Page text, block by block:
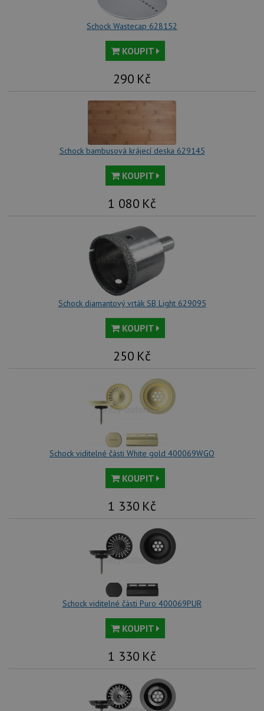
Schock Wastecap 628152
KOUPIT
290 Kč
Schock bambusová krájecí deska 629145
KOUPIT
1 080 Kč
Schock diamantový vrták SB Light 629095
KOUPIT
250 Kč
Schock viditelné části White gold 400069WGO
KOUPIT
1 330 Kč
Schock viditelné části Puro 400069PUR
KOUPIT
1 330 Kč